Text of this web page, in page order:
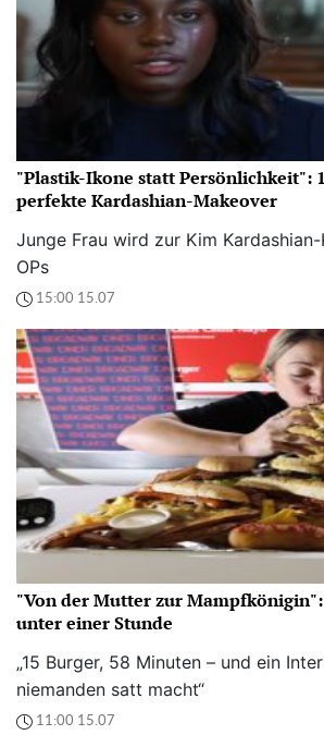
"Plastik-Ikone statt Persönlichkeit":
perfekte Kardashian-Makeover
Junge Frau wird zur Kim Kardashian-
OPs
15:00 15.07
"Von der Mutter zur
unter einer Stunde
„15 Burger, 58 Minuten – und ein
niemanden satt macht“
11:00 15.07